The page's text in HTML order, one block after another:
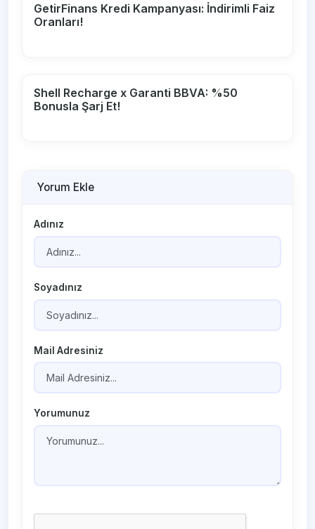
GetirFinans Kredi Kampanyası: İndirimli Faiz
Oranları!
Shell Recharge x Garanti BBVA: %50
Bonusla Şarj Et!
Yorum Ekle
Adınız
Soyadınız
Mail Adresiniz
Yorumunuz